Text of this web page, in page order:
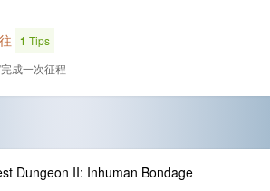
1 Tips
完成一次征程
Dungeon II: Inhuman Bondage